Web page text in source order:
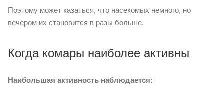
Поэтому может казаться, что насекомых немного, но
вечером их становится в разы больше.
Когда комары наиболее активны
Наибольшая активность наблюдается: